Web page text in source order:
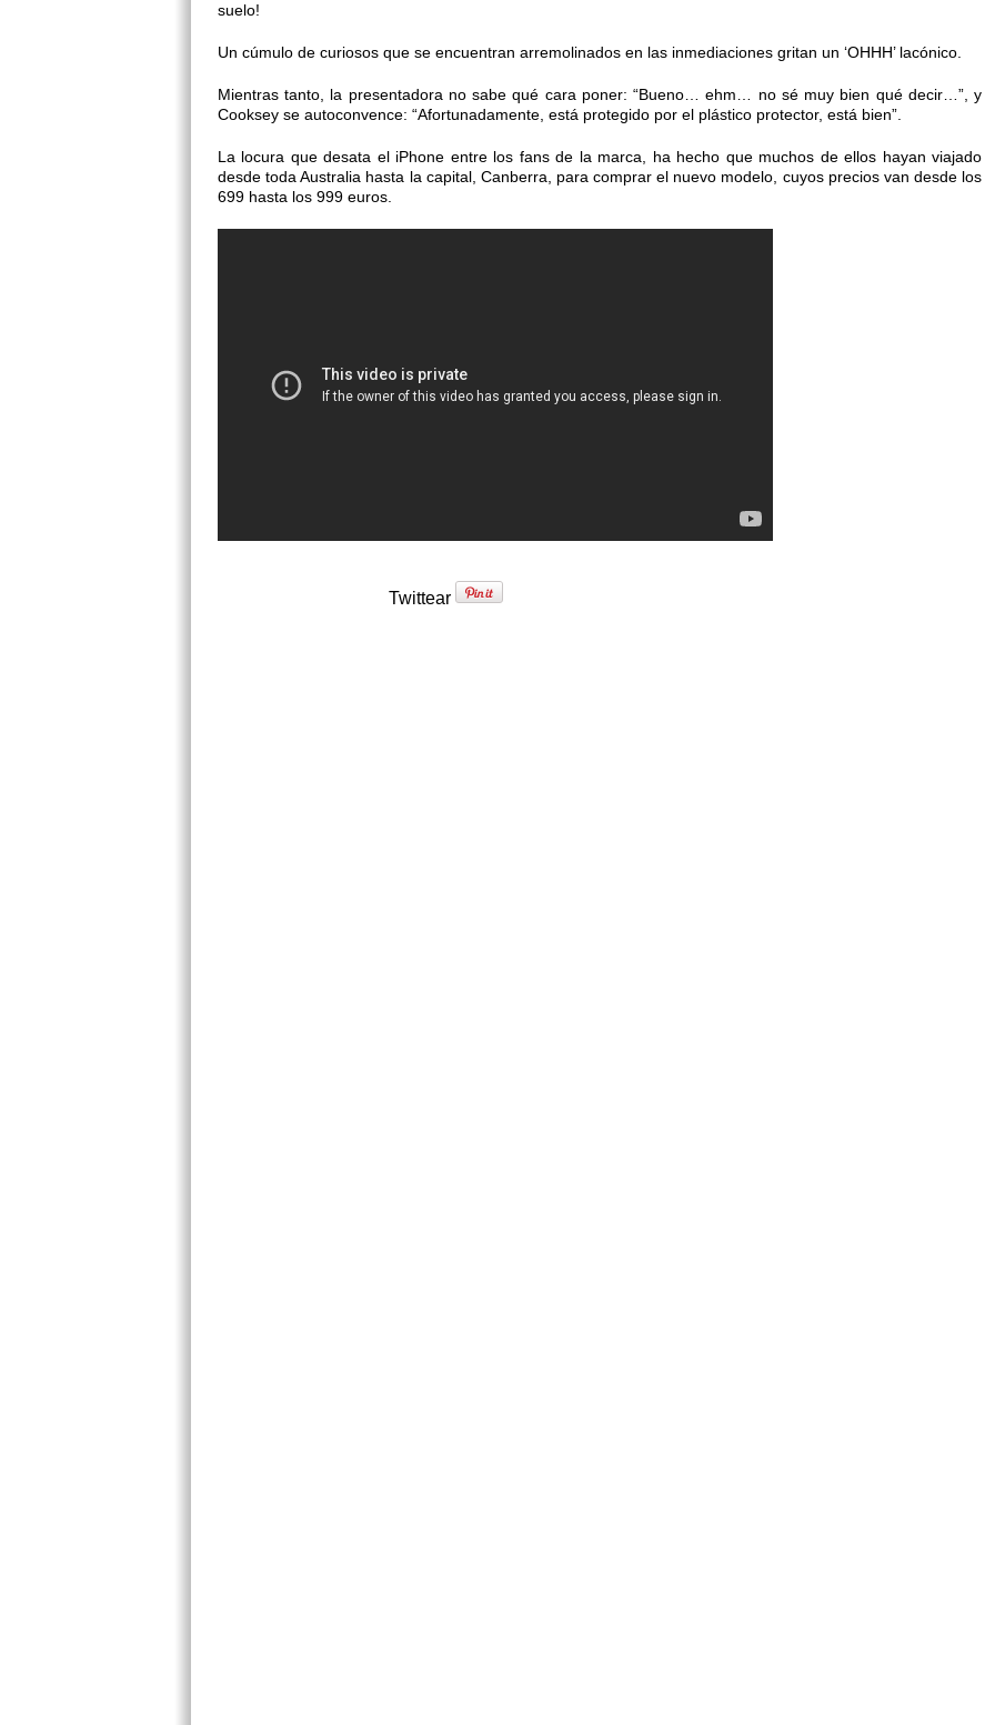
suelo!
Un cúmulo de curiosos que se encuentran arremolinados en las inmediaciones gritan un ‘OHHH’ lacónico.
Mientras tanto, la presentadora no sabe qué cara poner: “Bueno… ehm… no sé muy bien qué decir…”, y
Cooksey se autoconvence: “Afortunadamente, está protegido por el plástico protector, está bien”.
La locura que desata el iPhone entre los fans de la marca, ha hecho que muchos de ellos hayan viajado
desde toda Australia hasta la capital, Canberra, para comprar el nuevo modelo, cuyos precios van desde los
699 hasta los 999 euros.
Twittear